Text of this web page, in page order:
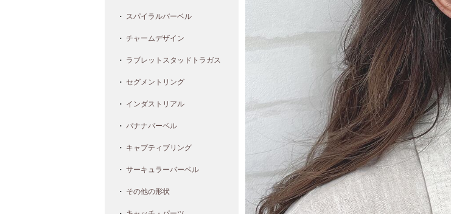
スパイラルバーベル
チャームデザイン
ラブレットスタッドトラガス
セグメントリング
インダストリアル
バナナバーベル
キャプティブリング
サーキュラーバーベル
その他の形状